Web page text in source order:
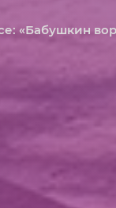
«Бабушкин